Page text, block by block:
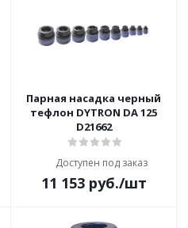
Парная насадка черный
тефлон DYTRON DA 125
D21662
Доступен под заказ
11 153руб./шт